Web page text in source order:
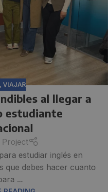
VIAJAR
al llegar a
estudiante
Project
estudiar inglés en
que debes hacer cuanto
...